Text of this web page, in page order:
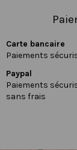
Carte bancaire
Paiements
Paypal
Paiements
sans frais